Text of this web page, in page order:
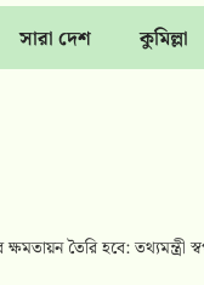
সারা দেশ কুমিল্লা
ক্ষমতায়ন তৈরি হবে: তথ্যমন্ত্রী